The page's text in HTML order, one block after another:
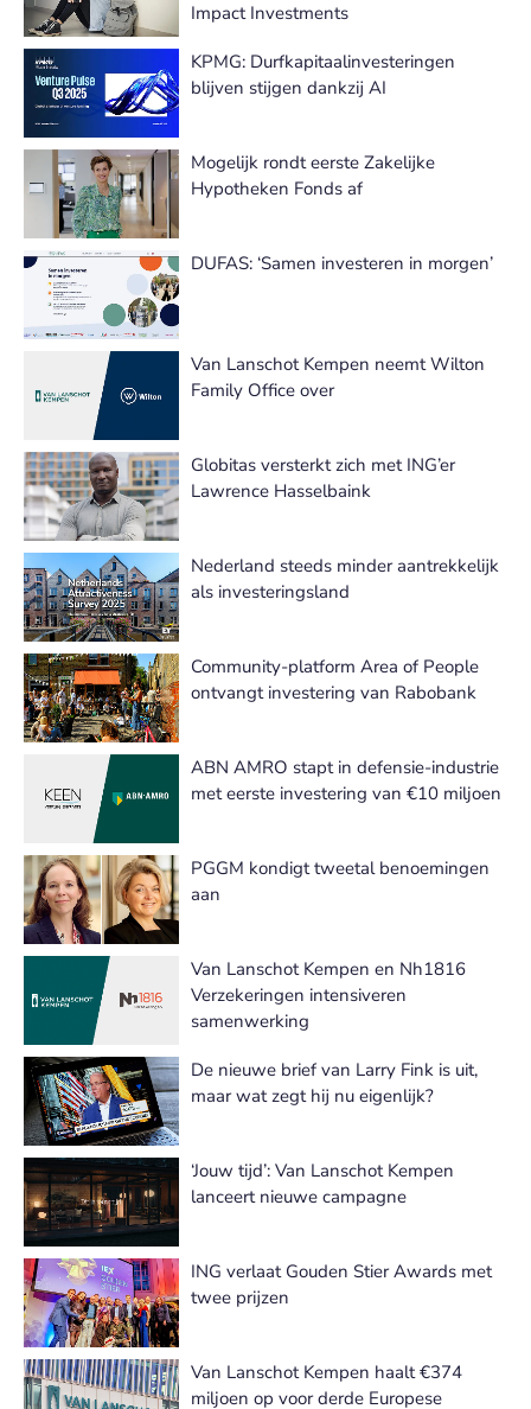
Impact Investments
KPMG: Durfkapitaalinvesteringen
blijven stijgen dankzij AI
Mogelijk rondt eerste Zakelijke
Hypotheken Fonds af
DUFAS: ‘Samen investeren in morgen’
Van Lanschot Kempen neemt Wilton
Family Office over
Globitas versterkt zich met ING’er
Lawrence Hasselbaink
Nederland steeds minder aantrekkelijk
als investeringsland
Community-platform Area of People
ontvangt investering van Rabobank
ABN AMRO stapt in defensie-industrie
met eerste investering van €10 miljoen
PGGM kondigt tweetal benoemingen
aan
Van Lanschot Kempen en Nh1816
Verzekeringen intensiveren
samenwerking
De nieuwe brief van Larry Fink is uit,
maar wat zegt hij nu eigenlijk?
‘Jouw tijd’: Van Lanschot Kempen
lanceert nieuwe campagne
ING verlaat Gouden Stier Awards met
twee prijzen
Van Lanschot Kempen haalt €374
miljoen op voor derde Europese